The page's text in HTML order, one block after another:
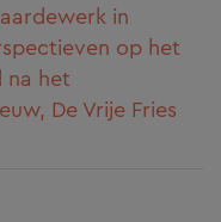
in
op het
na het
De Vrije Fries